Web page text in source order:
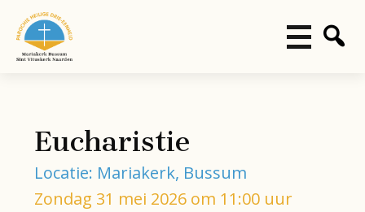
Eucharistie
Locatie: Mariakerk, Bussum
Zondag 31 mei 2026 om 11:00 uur